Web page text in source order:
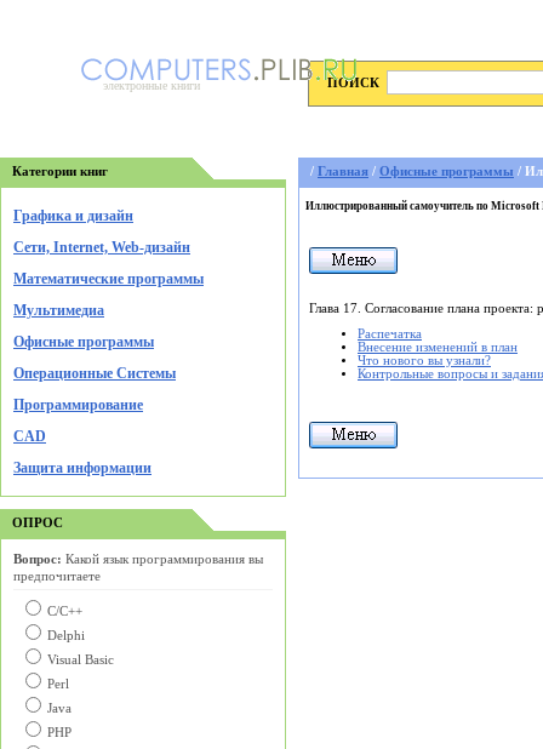
электронные книги ПОИСК
Категории книг
Графика и дизайн
Cети, Internet, Web-дизайн
Математические программы
Мультимедиа
Офисные программы
Операционные Системы
Программирование
CAD
Защита информации
ОПРОС
Вопрос: Какой язык программирования вы
предпочитаете
С/C++
Delphi
Visual Basic
Perl
Java
PHP
/ Главная / Офисные программы /
Иллюстрированный самоучитель по Microsoft
Глава 17. Согласование плана проекта:
Распечатка
Внесение изменений в план
Что нового вы узнали?
Контрольные вопросы и